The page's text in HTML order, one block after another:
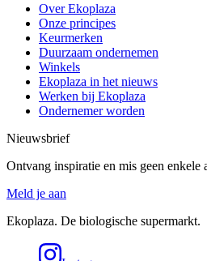
Over Ekoplaza
Onze principes
Keurmerken
Duurzaam ondernemen
Winkels
Ekoplaza in het nieuws
Werken bij Ekoplaza
Ondernemer worden
Nieuwsbrief
Ontvang inspiratie en mis geen enkele
Meld je aan
Ekoplaza. De biologische supermarkt.